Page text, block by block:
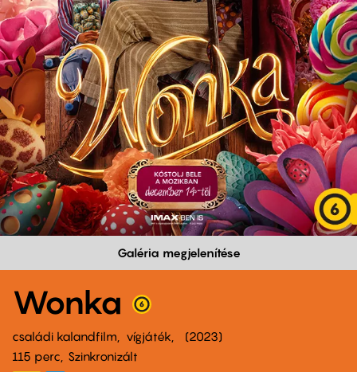
Galéria megjelenítése
Wonka
családi kalandfilm vígjáték
2023
115 perc,
Szinkronizált